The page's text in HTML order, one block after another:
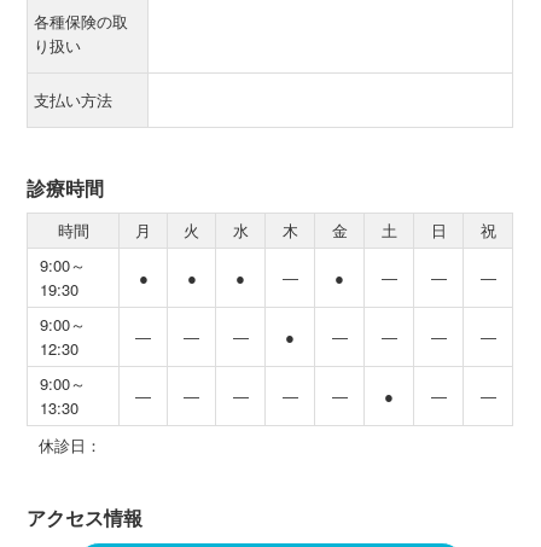
各種保険の取
り扱い
支払い方法
診療時間
時間 月 火 水 木 金 土 日
祝
9:00～
19:30
● ● ● ― ● ― ― ―
9:00～
12:30
― ― ― ● ― ― ― ―
9:00～
13:30
― ― ― ― ― ● ― ―
休診日：
アクセス情報